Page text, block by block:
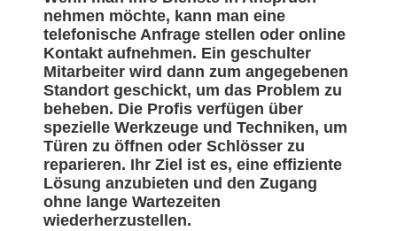
nehmen möchte, kann man eine
telefonische Anfrage stellen oder online
Kontakt aufnehmen. Ein geschulter
Mitarbeiter wird dann zum angegebenen
Standort geschickt, um das Problem zu
beheben. Die Profis verfügen über
spezielle Werkzeuge und Techniken, um
Türen zu öffnen oder Schlösser zu
reparieren. Ihr Ziel ist es, eine effiziente
Lösung anzubieten und den Zugang
ohne lange Wartezeiten
wiederherzustellen.